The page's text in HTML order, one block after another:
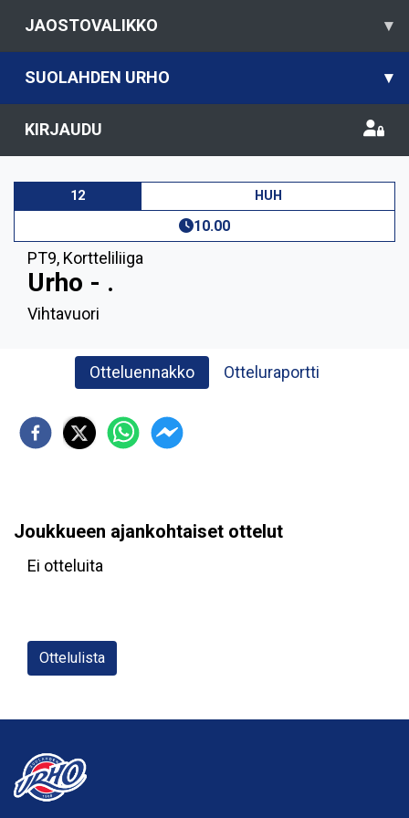
JAOSTOVALIKKO ▾
SUOLAHDEN URHO ▾
KIRJAUDU
12 HUH
10.00
PT9, Kortteliliiga
Urho - .
Vihtavuori
Otteluennakko Otteluraportti
Joukkueen ajankohtaiset ottelut
Ei otteluita
Ottelulista